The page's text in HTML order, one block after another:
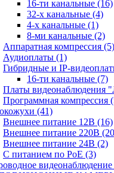
16-ти канальные (16)
32-х канальные (4)
4-х канальные (1)
8-ми канальные (2)
Аппаратная компрессия (5)
Аудиоплаты (1)
Гибридные и IP-
16-ти канальные (7)
Платы видеонаблюдения
Программная компрессия
(41)
Внешнее питание 12В (16)
Внешнее питание 220В
Внешнее питание 24В (2)
С питанием по PoE (3)